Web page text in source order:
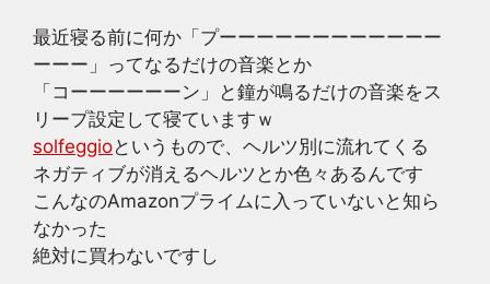
最近寝る前に何か「プーーーーーーーーーーーー
ーーー」ってなるだけの音楽とか
「コーーーーーーン」と鐘が鳴るだけの音楽をス
リープ設定して寝ていますｗ
solfeggioというもので、ヘルツ別に流れてくる
ネガティブが消えるヘルツとか色々あるんです
こんなのAmazonプライムに入っていないと知ら
なかった
絶対に買わないですし